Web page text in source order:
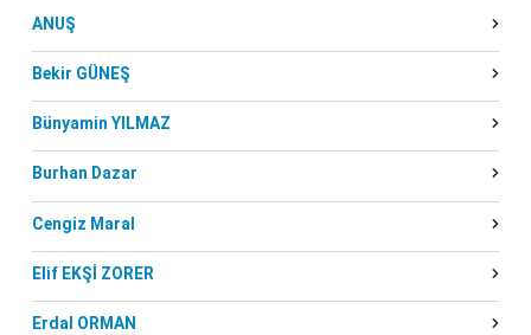
ANUŞ
Bekir GÜNEŞ
Bünyamin YILMAZ
Burhan Dazar
Cengiz Maral
Elif EKŞİ ZORER
Erdal ORMAN